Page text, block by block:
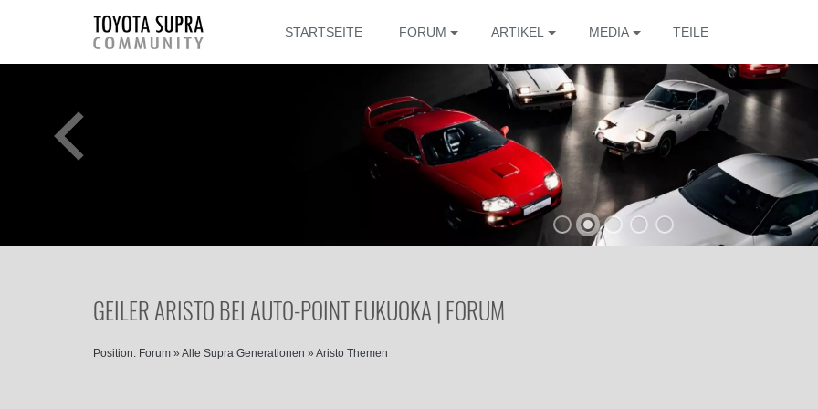
STARTSEITE FORUM ARTIKEL MEDIA TEILE
GEILER ARISTO BEI AUTO-POINT FUKUOKA | FORUM
Position: Forum » Alle Supra Generationen » Aristo Themen